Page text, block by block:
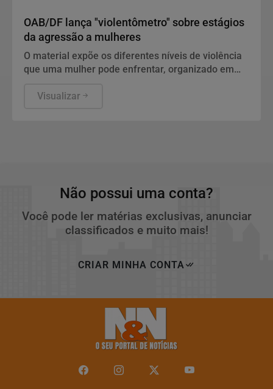
OAB/DF lança "violentômetro" sobre estágios
da agressão a mulheres
O material expõe os diferentes níveis de violência
que uma mulher pode enfrentar, organizado em
Visualizar
Não possui uma conta?
Você pode ler matérias exclusivas, anunciar
classificados e muito mais!
CRIAR MINHA CONTA